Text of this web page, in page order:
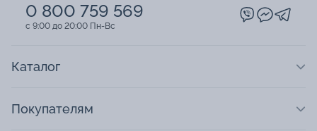
0 800 759 569
c 9:00 до 20:00 Пн-Вс
Каталог
Покупателям